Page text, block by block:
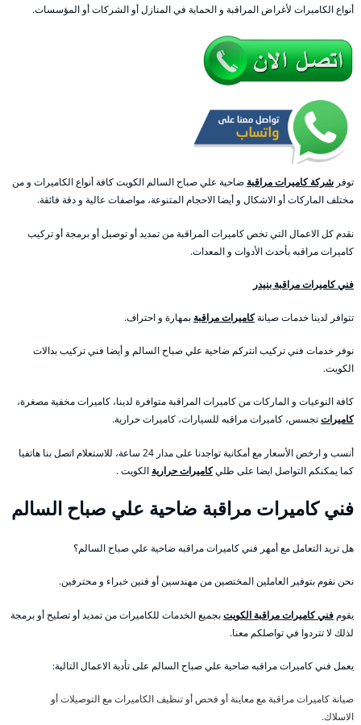
أنواع الكاميرات لأغراض المراقبة و الحماية في المنازل أو الشركات أو المؤسسات.
توفر شركة كاميرات مراقبة ضاحية علي صباح السالم الكويت كافة أنواع الكاميرات و من
مختلف الماركات أو الاشكال و أيضا الاحجام المتنوعة، مواصفات عالية و دقة فائقة.
نقدم كل الاعمال التي تخص كاميرات المراقبة من تمديد أو توصيل أو برمجة أو تركيب
كاميرات مراقبه بأحدث الأدوات و المعدات.
فني كاميرات مراقبة بنيدر
تتوافر لدينا خدمات صيانةكاميرات مراقبة بمهارة و احتراف.
نوفر خدمات فني تركيب انتركم ضاحية علي صباح السالم و أيضا فني تركيب بدالات
الكويت.
كافة النوعيات و الماركات من كاميرات المراقبة متوافرة لدينا، كاميرات مخفية مصغرة،
كاميراتتجسس، كاميرات مراقبه للسيارات، كاميرات حرارية.
أنسب و ارخص الأسعار مع أمكانية تواجدنا على مدار 24 ساعة، للاستعلام اتصل بنا هاتفيا
كما يمكنكم التواصل ايضا على طليكاميرات حرارية الكويت .
فني كاميرات مراقبة ضاحية علي صباح السالم
هل تريد التعامل مع أمهر فني كاميرات مراقبه ضاحية علي صباح السالم؟
نحن نقوم بتوفير العاملين المختصين من مهندسين أو فنين خبراء و محترفين.
يقوم فني كاميرات مراقبة الكويتبجميع الخدمات للكاميرات من تمديد أو تصليح أو برمجة
لذلك لا تتردوا في تواصلكم معنا.
يعمل فني كاميرات مراقبه ضاحية علي صباح السالم على تأدية الاعمال التالية:
صيانة كاميرات مراقبة مع معاينة أو فحص أو تنظيف الكاميرات مع التوصيلات أو
الاسلاك.